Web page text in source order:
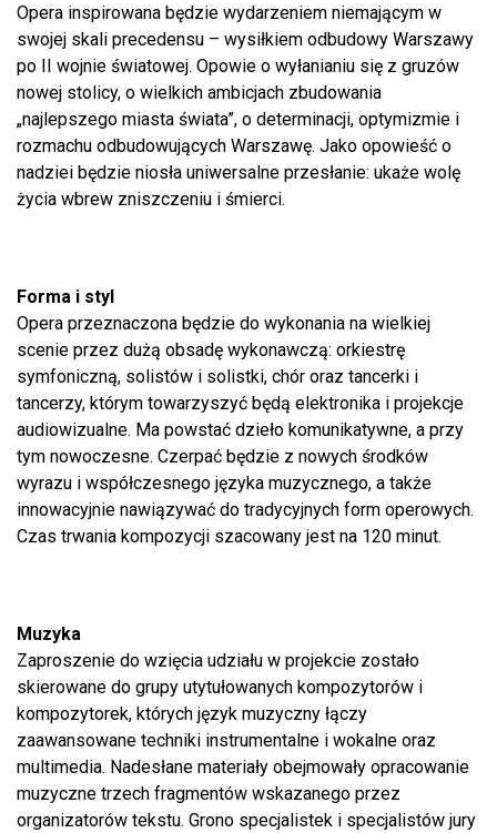
Opera inspirowana będzie wydarzeniem niemającym w
swojej skali precedensu – wysiłkiem odbudowy Warszawy
po II wojnie światowej. Opowie o wyłanianiu się z gruzów
nowej stolicy, o wielkich ambicjach zbudowania
„najlepszego miasta świata”, o determinacji, optymizmie i
rozmachu odbudowujących Warszawę. Jako opowieść o
nadziei będzie niosła uniwersalne przesłanie: ukaże wolę
życia wbrew zniszczeniu i śmierci.
Forma i styl
Opera przeznaczona będzie do wykonania na wielkiej
scenie przez dużą obsadę wykonawczą: orkiestrę
symfoniczną, solistów i solistki, chór oraz tancerki i
tancerzy, którym towarzyszyć będą elektronika i projekcje
audiowizualne. Ma powstać dzieło komunikatywne, a przy
tym nowoczesne. Czerpać będzie z nowych środków
wyrazu i współczesnego języka muzycznego, a także
innowacyjnie nawiązywać do tradycyjnych form operowych.
Czas trwania kompozycji szacowany jest na 120 minut.
Muzyka
Zaproszenie do wzięcia udziału w projekcie zostało
skierowane do grupy utytułowanych kompozytorów i
kompozytorek, których język muzyczny łączy
zaawansowane techniki instrumentalne i wokalne oraz
multimedia. Nadesłane materiały obejmowały opracowanie
muzyczne trzech fragmentów wskazanego przez
organizatorów tekstu. Grono specjalistek i specjalistów jury